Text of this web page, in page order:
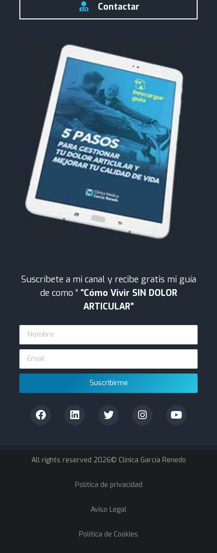
Contactar
Suscríbete a mi canal y recibe gratis mi guía
de como “ “Cómo Vivir SIN DOLOR
ARTICULAR”
Suscribirme
All rights reserved 2026© Clínica García Renedo
Política de privacidad
Aviso Legal
Política de Cookies